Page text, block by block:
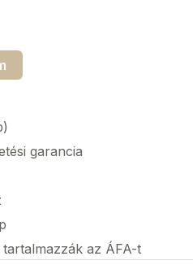
garancia
az ÁFA-t